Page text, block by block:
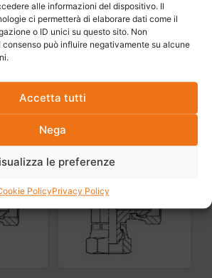
alle informazioni del dispositivo. Il
ci permetterà di elaborare dati come il
o ID unici su questo sito. Non
può influire negativamente su alcune
Accetta tutti
Nega
le preferenze
PolicyPrivacy Policy